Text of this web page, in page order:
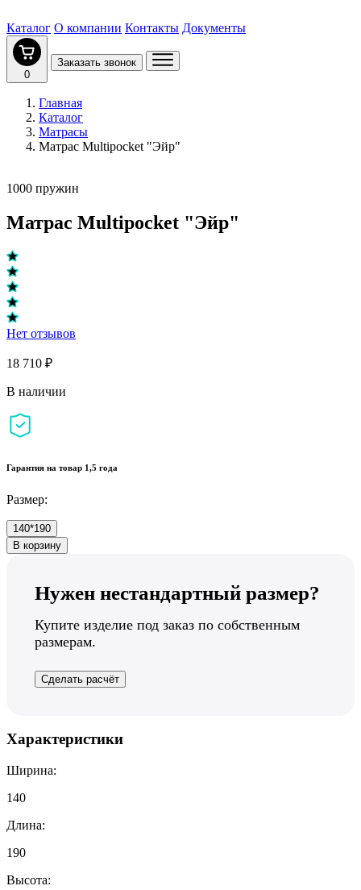
Каталог О компании Контакты Документы
0
Заказать звонок
Главная
Каталог
Матрасы
Матрас Multipocket "Эйр"
1000 пружин
Матрас Multipocket "Эйр"
Нет отзывов
18 710 ₽
В наличии
Гарантия на товар 1,5 года
Размер:
140*190
В корзину
Нужен нестандартный размер?
Купите изделие под заказ по собственным
размерам.
Сделать расчёт
Характеристики
Ширина:
140
Длина:
190
Высота: